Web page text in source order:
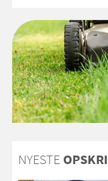
med SPF kan erstatte
solcreme, når man
sig ud i solen
NYESTE